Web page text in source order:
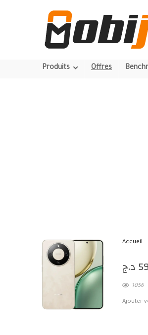
Produits Offres
Accueil
د.ج
1056
Ajouter